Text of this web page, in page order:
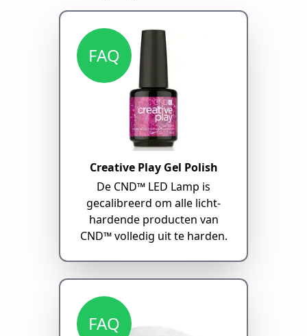
FAQ
Creative Play Gel Polish
De CND™ LED Lamp is
gecalibreerd om alle licht-
hardende producten van
CND™ volledig uit te harden.
FAQ